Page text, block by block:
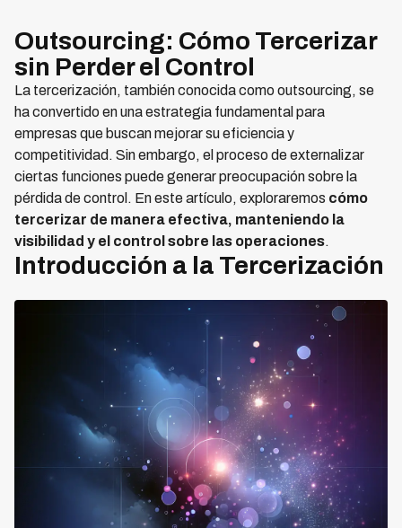
Outsourcing: Cómo Tercerizar
sin Perder el Control
La tercerización, también conocida como outsourcing, se
ha convertido en una estrategia fundamental para
empresas que buscan mejorar su eficiencia y
competitividad. Sin embargo, el proceso de externalizar
ciertas funciones puede generar preocupación sobre la
pérdida de control. En este artículo, exploraremos cómo
tercerizar de manera efectiva, manteniendo la
visibilidad y el control sobre las operaciones.
Introducción a la Tercerización